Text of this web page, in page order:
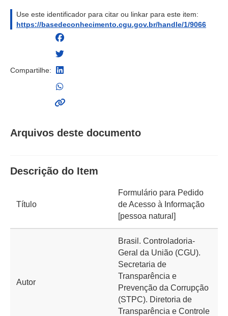
Use este identificador para citar ou linkar para este item:
https://basedeconhecimento.cgu.gov.br/handle/1/9066
Compartilhe:
Arquivos deste documento
Descrição do Item
Título
Formulário para Pedido
de Acesso à Informação
[pessoa natural]
Autor
Brasil. Controladoria-
Geral da União (CGU).
Secretaria de
Transparência e
Prevenção da Corrupção
(STPC). Diretoria de
Transparência e Controle